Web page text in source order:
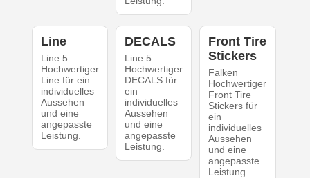
Line
Line 5
Hochwertiger
Line für ein
individuelles
Aussehen
und eine
angepasste
Leistung.
DECALS
Line 5
Hochwertiger
DECALS für
ein
individuelles
Aussehen
und eine
angepasste
Leistung.
Front Tire
Stickers
Falken
Hochwertiger
Front Tire
Stickers für
ein
individuelles
Aussehen
und eine
angepasste
Leistung.